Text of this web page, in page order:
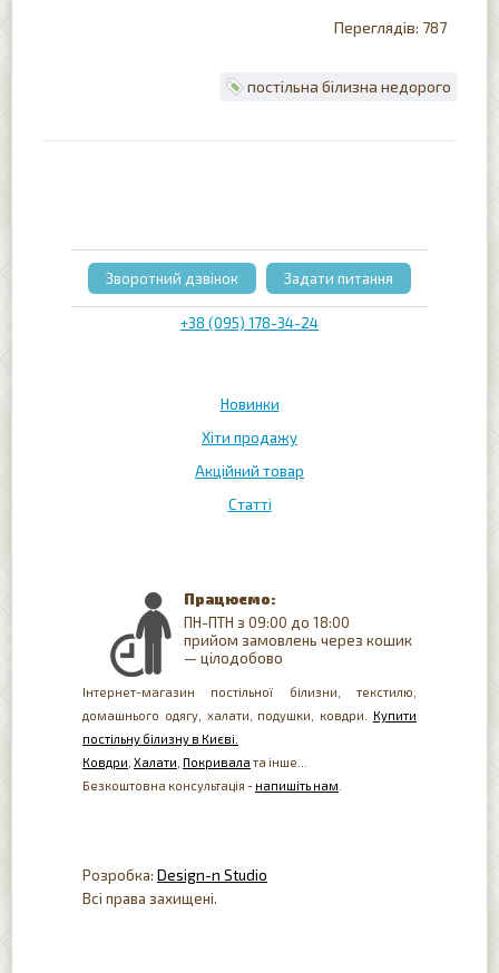
787
постільна білизна недорого
Новинки
Хіти продажу
Акційний товар
Статті
+38 (095) 178-34-24
Зворотний дзвінок Задати питання
Працюємо:
ПН-ПТН з 09:00 до 18:00
прийом замовлень через кошик
— цілодобово
Інтернет-магазин постільної білизни, текстилю,
домашнього одягу, халати, подушки, ковдри. Купити
постільну білизну в Києві.
Ковдри Халати Покривала та інше...
Безкоштовна консультація - напишіть нам
Розробка: Design-n Studio
Всі права захищені.